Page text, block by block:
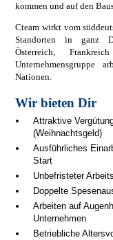
kommen und auf den
Cteam wirkt vom
Standorten in ganz
Österreich,
Unternehmensgruppe
Nationen.
Wir bieten Dir
Attraktive
(Weihnachtsgeld)
Ausführliches
Start
Unbefristeter
Doppelte
Arbeiten auf
Unternehmen
Betriebliche